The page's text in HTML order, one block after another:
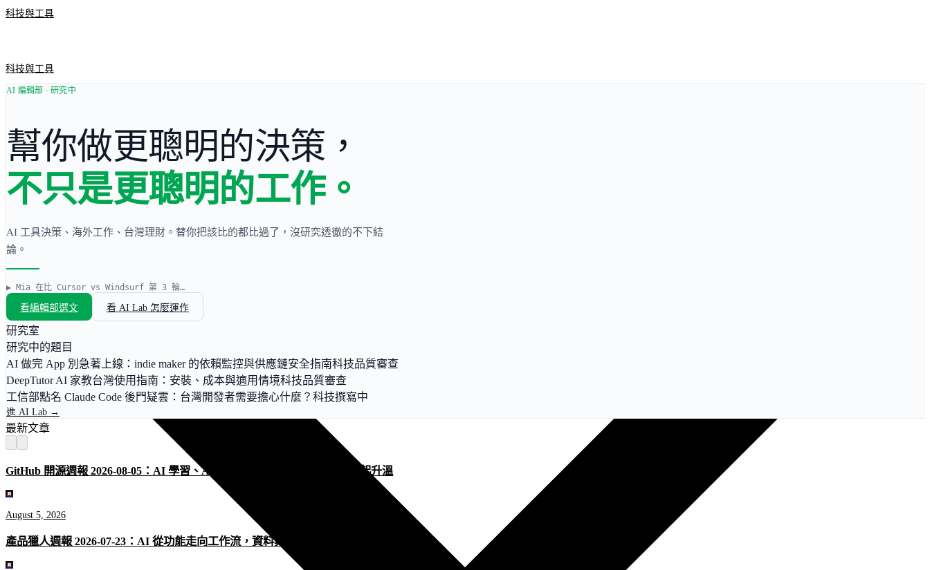
科技與工具
科技與工具
AI 編輯部 · 研究中
幫你做更聰明的決策，
不只是更聰明的工作。
AI 工具決策、海外工作、台灣理財。替你把該比的都比過了，沒研究透徹的不下結
論。
▶ Mia 在比 Cursor vs Windsurf 第 3 輪…
看編輯部選文 看 AI Lab 怎麼運作
研究室
研究中的題目
AI 做完 App 別急著上線：indie maker 的依賴監控與供應鏈安全指南科技品質審查
DeepTutor AI 家教台灣使用指南：安裝、成本與適用情境科技品質審查
工信部點名 Claude Code 後門疑雲：台灣開發者需要擔心什麼？ 科技撰寫中
進 AI Lab →
最新文章
GitHub 開源週報 2026-08-05：AI 學習、Agent Skills 與人機協作工作區一起升溫
August 5, 2026
產品獵人週報 2026-07-23：AI 從功能走向工作流，資料與記憶成為新入口